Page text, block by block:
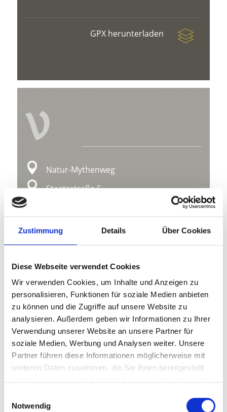
Zustimmung Details Über Cookies
Diese Webseite verwendet Cookies
Wir verwenden Cookies, um Inhalte und Anzeigen zu
personalisieren, Funktionen für soziale Medien anbieten
zu können und die Zugriffe auf unsere Website zu
analysieren. Außerdem geben wir Informationen zu Ihrer
Verwendung unserer Website an unsere Partner für
soziale Medien, Werbung und Analysen weiter. Unsere
Partner führen diese Informationen möglicherweise mit
weiteren Daten zusammen, die Sie ihnen bereitgestellt
Notwendig
GPX herunterladen
V
Natur-Mythenweg
Staatsstraße 5
info@kastelbell-tschars.com
Impressionen